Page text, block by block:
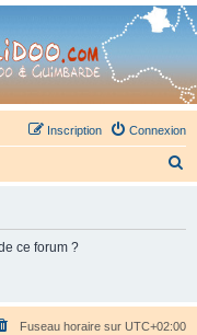
la communauté.
Connexion
Inscription
c
ce forum ?
Fuseau horaire sur UTC+02:00